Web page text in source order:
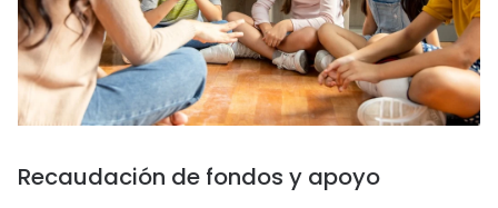
Recaudación de fondos y apoyo